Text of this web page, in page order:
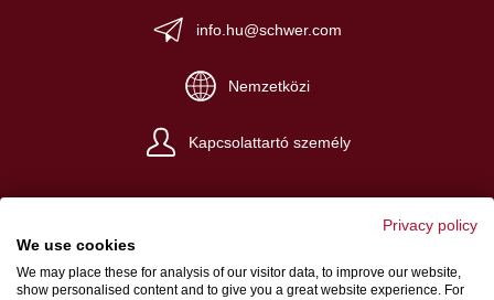
info.hu@schwer.com
Nemzetközi
Kapcsolattartó személy
Impresszum
Privacy policy
We use cookies
We may place these for analysis of our visitor data, to improve our website,
show personalised content and to give you a great website experience. For